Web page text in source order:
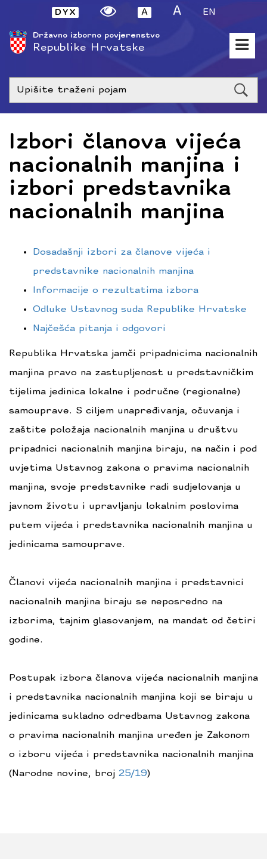
Državno izborno povjerenstvo
Republike Hrvatske
A A EN
traženi
Izbori članova vijeća
nacionalnih manjina i
izbori predstavnika
nacionalnih manjina
Dosadašnji izbori za članove vijeća i
predstavnike nacionalnih manjina
Informacije o rezultatima izbora
Odluke Ustavnog suda Republike Hrvatske
Najčešća pitanja i odgovori
Republika Hrvatska jamči pripadnicima nacionalnih
manjina pravo na zastupljenost u predstavničkim
tijelima jedinica lokalne i područne (regionalne)
samouprave. S ciljem unapređivanja, očuvanja i
zaštite položaja nacionalnih manjina u društvu
pripadnici nacionalnih manjina biraju, na način i pod
uvjetima Ustavnog zakona o pravima nacionalnih
manjina, svoje predstavnike radi sudjelovanja u
javnom životu i upravljanju lokalnim poslovima
putem vijeća i predstavnika nacionalnih manjina u
jedinicama samouprave.
Članovi vijeća nacionalnih manjina i predstavnici
nacionalnih manjina biraju se neposredno na
izborima, tajnim glasovanjem, na mandat od četiri
godine.
Postupak izbora članova vijeća nacionalnih manjina
i predstavnika nacionalnih manjina koji se biraju u
jedinicama sukladno odredbama Ustavnog zakona
o pravima nacionalnih manjina uređen je Zakonom
o izboru vijeća i predstavnika nacionalnih manjina
(Narodne novine, broj 25/19)